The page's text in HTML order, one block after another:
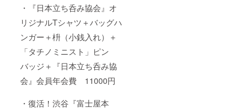
・『日本立ち呑み協会』オ
リジナルTシャツ＋バッグハ
ンガー＋枡（小銭入れ）＋
「タチノミニスト」ピン
バッジ＋『日本立ち呑み協
会』会員年会費 11000円
・復活！渋谷『富士屋本